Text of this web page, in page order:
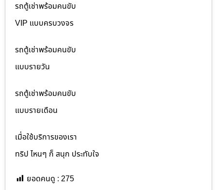
รถตู้เช่าพร้อมคนขับ
VIP แบบครบวงจร
รถตู้เช่าพร้อมคนขับ
แบบรายวัน
รถตู้เช่าพร้อมคนขับ
แบบรายเดือน
เมื่อใช้บริการของเรา
ทริป ไหนๆ ก็ สนุก ประทับใจ
ยอดคนดู : 275